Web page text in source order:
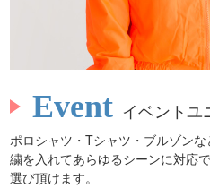
Event イベントユ
ポロシャツ・Tシャツ・ブルゾン
繍を入れてあらゆるシーンに対応
選び頂けます。